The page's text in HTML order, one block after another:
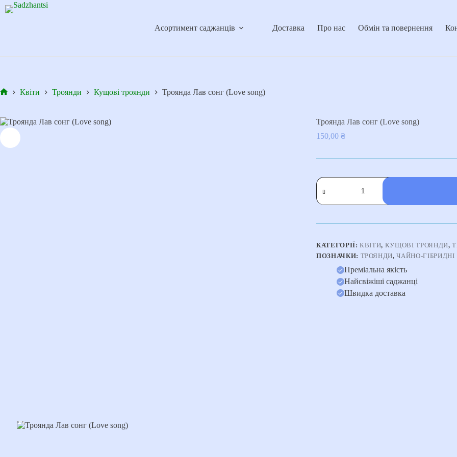
Перейти
до
Асортимент саджанців Доставка Про нас Обмін та повернення
Квіти Троянди Кущові троянди Троянда Лав сонг (Love song)
Троянда Лав сонг (Love song)
150,00 ₴
Троянда
Лав
сонг
(Love
кількість
КАТЕГОРІЇ:КВІТИ, КУЩОВІ ТРОЯНДИ,
ПОЗНАЧКИ: ТРОЯНДИ,ЧАЙНО-ГІБРИДНІ
Преміальна якість
Найсвіжіші саджанці
Швидка доставка